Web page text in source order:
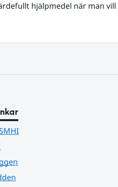
hjälpmedel när man